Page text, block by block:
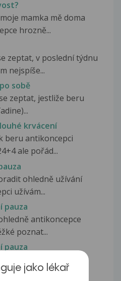
mamka mě doma
hrozně...
zeptat, v poslední týdnu
nejspíše...
sobě
zeptat, jestliže beru
krvácení
beru antikoncepci
ale pořád...
ohledně užívání
užívám...
pauza
antikoncepce
poznat...
pauza
některé ženy dostaly
pauzy...
jako lékař